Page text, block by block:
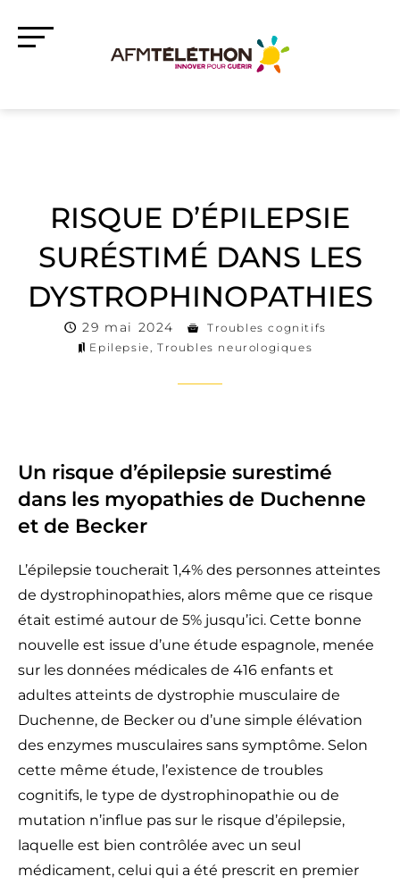
RISQUE D’ÉPILEPSIE
SURÉSTIMÉ DANS LES
DYSTROPHINOPATHIES
29 mai 2024
Troubles cognitifs
Epilepsie, Troubles neurologiques
Un risque d’épilepsie surestimé
dans les myopathies de Duchenne
et de Becker
L’épilepsie toucherait 1,4% des personnes atteintes
de dystrophinopathies, alors même que ce risque
était estimé autour de 5% jusqu’ici. Cette bonne
nouvelle est issue d’une étude espagnole, menée
sur les données médicales de 416 enfants et
adultes atteints de dystrophie musculaire de
Duchenne, de Becker ou d’une simple élévation
des enzymes musculaires sans symptôme. Selon
cette même étude, l’existence de troubles
cognitifs, le type de dystrophinopathie ou de
mutation n’influe pas sur le risque d’épilepsie,
laquelle est bien contrôlée avec un seul
médicament, celui qui a été prescrit en premier